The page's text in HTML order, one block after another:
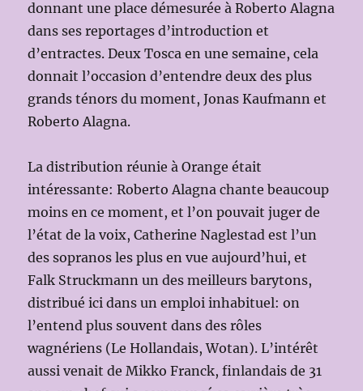
donnant une place démesurée à Roberto Alagna
dans ses reportages d’introduction et
d’entractes. Deux Tosca en une semaine, cela
donnait l’occasion d’entendre deux des plus
grands ténors du moment, Jonas Kaufmann et
Roberto Alagna.
La distribution réunie à Orange était
intéressante: Roberto Alagna chante beaucoup
moins en ce moment, et l’on pouvait juger de
l’état de la voix, Catherine Naglestad est l’un
des sopranos les plus en vue aujourd’hui, et
Falk Struckmann un des meilleurs barytons,
distribué ici dans un emploi inhabituel: on
l’entend plus souvent dans des rôles
wagnériens (Le Hollandais, Wotan). L’intérêt
aussi venait de Mikko Franck, finlandais de 31